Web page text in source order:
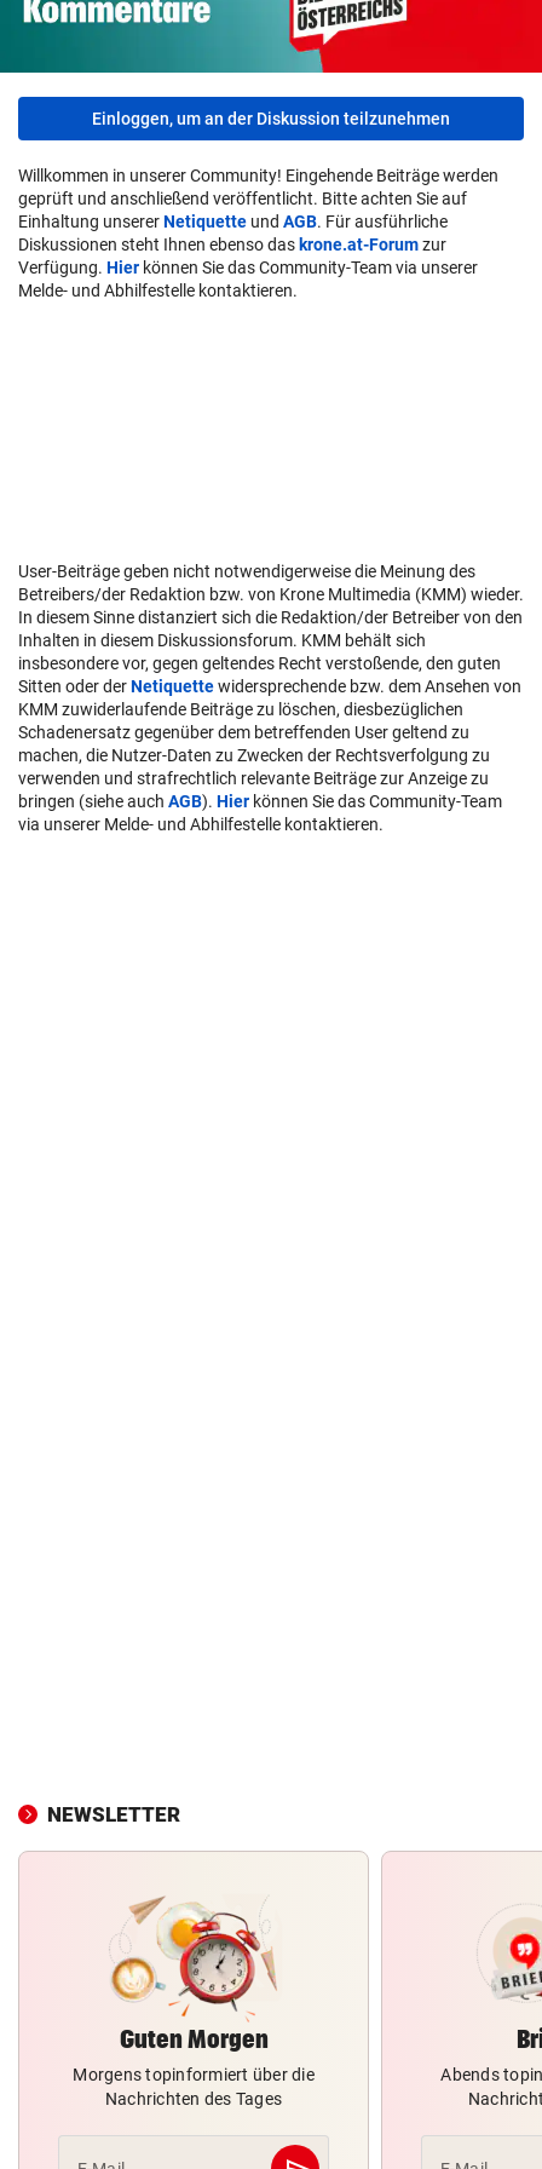
Einloggen, um an der Diskussion teilzunehmen
Willkommen in unserer Community! Eingehende Beiträge werden
geprüft und anschließend veröffentlicht. Bitte achten Sie auf
Einhaltung unsererNetiquette und AGB. Für ausführliche
Diskussionen steht Ihnen ebenso das krone.at-Forumzur
Verfügung. Hier können Sie das Community-Team via unserer
Melde- und Abhilfestelle kontaktieren.
User-Beiträge geben nicht notwendigerweise die Meinung des
Betreibers/der Redaktion bzw. von Krone Multimedia (KMM) wieder.
In diesem Sinne distanziert sich die Redaktion/der Betreiber von den
Inhalten in diesem Diskussionsforum. KMM behält sich
insbesondere vor, gegen geltendes Recht verstoßende, den guten
Sitten oder derNetiquettewidersprechende bzw. dem Ansehen von
KMM zuwiderlaufende Beiträge zu löschen, diesbezüglichen
Schadenersatz gegenüber dem betreffenden User geltend zu
machen, die Nutzer-Daten zu Zwecken der Rechtsverfolgung zu
verwenden und strafrechtlich relevante Beiträge zur Anzeige zu
bringen (siehe auch AGB). Hier können Sie das Community-Team
via unserer Melde- und Abhilfestelle kontaktieren.
NEWSLETTER
Guten Morgen
Morgens topinformiert über die
Nachrichten des Tages
Abends